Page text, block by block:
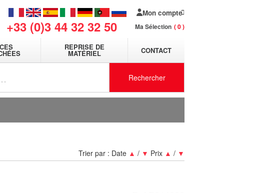
+33 (0)3 44 32 32 50
Mon compte
Ma Sélection 0
REPRISE DE
MATÉRIEL CONTACT
Rechercher
Trier par : Date ▲ / ▼ Prix ▲ / ▼